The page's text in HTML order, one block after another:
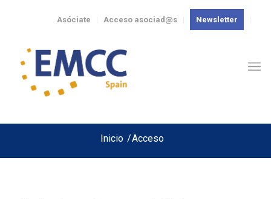
Newsletter
Acceso asociad@s
Asóciate
Inicio /Acceso